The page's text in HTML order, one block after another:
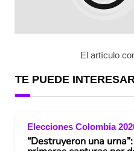
El artículo
TE PUEDE
Elecciones Colombia
“Destruyeron una